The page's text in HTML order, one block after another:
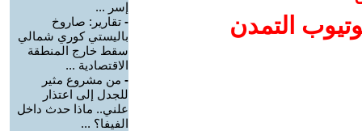
التمدن
إسر ...
- تقارير: صاروخ
باليستي كوري شمالي
سقط خارج المنطقة
الاقتصادية ...
- من مشروع مثير
للجدل إلى اعتذار
علني.. ماذا حدث داخل
الفيفا؟ ...